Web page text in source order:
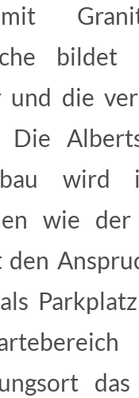
und die
Die
wird
wie
den